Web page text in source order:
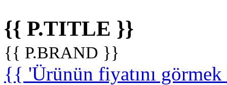
{{ P.TITLE }}
{{ P.BRAND }}
{{ 'Ürünün fiyatını